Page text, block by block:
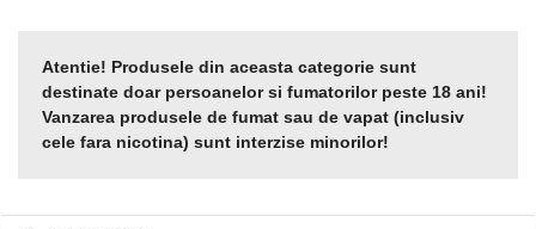
Atentie! Produsele din aceasta categorie sunt
destinate doar persoanelor si fumatorilor peste 18 ani!
Vanzarea produsele de fumat sau de vapat (inclusiv
cele fara nicotina) sunt interzise minorilor!